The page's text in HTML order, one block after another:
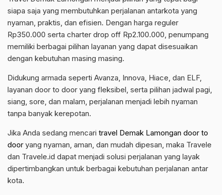
siapa saja yang membutuhkan perjalanan antarkota yang
nyaman, praktis, dan efisien. Dengan harga reguler
Rp350.000 serta charter drop off Rp2.100.000, penumpang
memiliki berbagai pilihan layanan yang dapat disesuaikan
dengan kebutuhan masing masing.
Didukung armada seperti Avanza, Innova, Hiace, dan ELF,
layanan door to door yang fleksibel, serta pilihan jadwal pagi,
siang, sore, dan malam, perjalanan menjadi lebih nyaman
tanpa banyak kerepotan.
Jika Anda sedang mencari travel Demak Lamongan door to
door yang nyaman, aman, dan mudah dipesan, maka Travele
dan Travele.id dapat menjadi solusi perjalanan yang layak
dipertimbangkan untuk berbagai kebutuhan perjalanan antar
kota.